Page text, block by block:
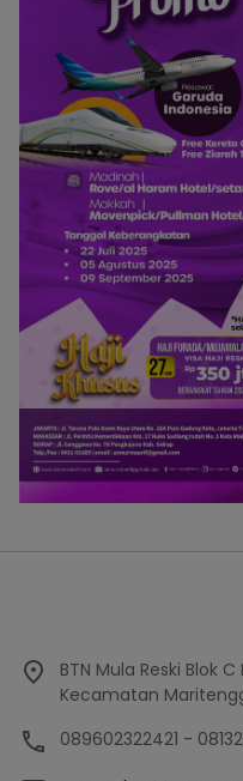
BTN Mula Reski Blok
Kecamatan
089602322421 -